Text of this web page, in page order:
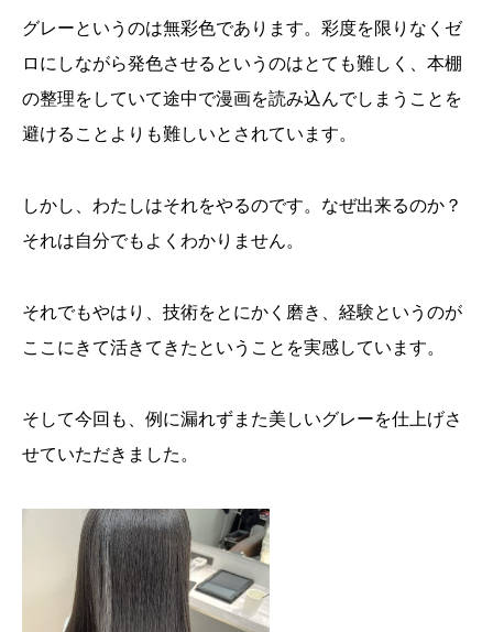
グレーというのは無彩色であります。彩度を限りなくゼ
ロにしながら発色させるというのはとても難しく、本棚
の整理をしていて途中で漫画を読み込んでしまうことを
避けることよりも難しいとされています。
しかし、わたしはそれをやるのです。なぜ出来るのか？
それは自分でもよくわかりません。
それでもやはり、技術をとにかく磨き、経験というのが
ここにきて活きてきたということを実感しています。
そして今回も、例に漏れずまた美しいグレーを仕上げさ
せていただきました。